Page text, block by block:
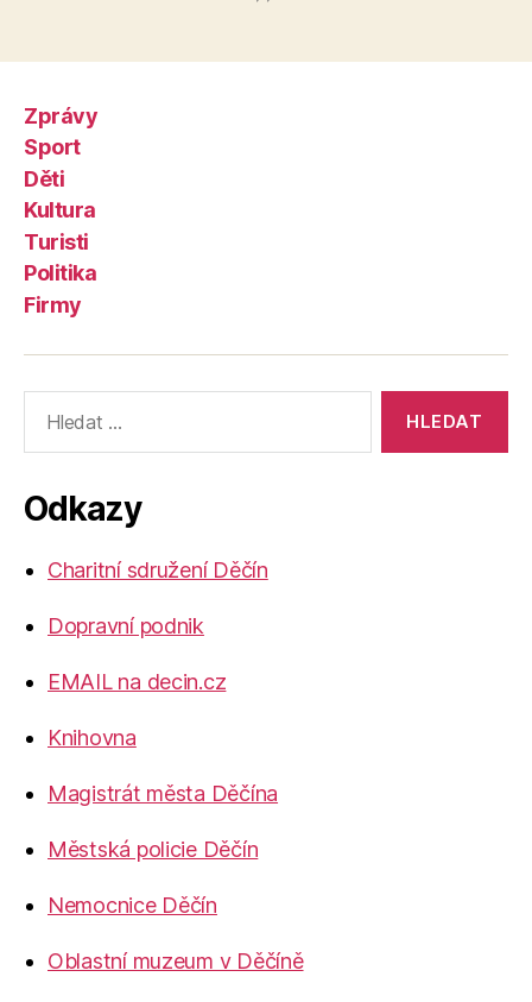
Zprávy
Sport
Děti
Kultura
Turisti
Politika
Firmy
vyhledávání:
Odkazy
Charitní sdružení Děčín
Dopravní podnik
EMAIL na decin.cz
Knihovna
Magistrát města Děčína
Městská policie Děčín
Nemocnice Děčín
Oblastní muzeum v Děčíně